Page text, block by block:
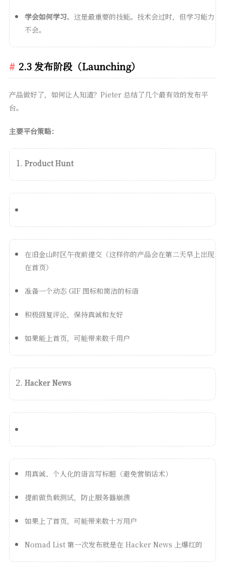
学会如何学习。这是最重要的技能。技术会过时，但学习能力
不会。
2.3 发布阶段（Launching）
产品做好了，如何让人知道？Pieter 总结了几个最有效的发布平
台。
主要平台策略：
Product Hunt
在旧金山时区午夜前提交（这样你的产品会在第二天早上出现
在首页）
准备一个动态 GIF 图标和简洁的标语
积极回复评论，保持真诚和友好
如果能上首页，可能带来数千用户
Hacker News
用真诚、个人化的语言写标题（避免营销话术）
提前做负载测试，防止服务器崩溃
如果上了首页，可能带来数十万用户
Nomad List 第一次发布就是在 Hacker News 上爆红的